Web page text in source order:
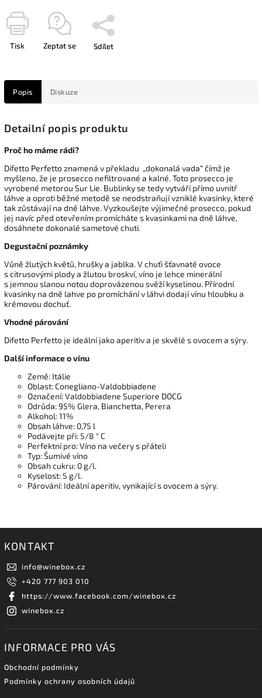
Tisk Zeptat se Sdílet
Popis Diskuze
Detailní popis produktu
Proč ho máme rádi?
Difetto Perfetto znamená v překladu „dokonalá vada“ čímž je
myšleno, že je prosecco nefiltrované a kalné. Toto prosecco je
vyrobené metorou Sur Lie. Bublinky se tedy vytváří přímo uvnitř
láhve a oproti běžné metodě se neodstraňují vzniklé kvasinky, které
tak zůstávají na dně láhve. Vyzkoušejte výjimečné prosecco, pokud
jej navíc před otevřením promícháte s kvasinkami na dně láhve,
dosáhnete dokonalé sametové chuti.
Degustační poznámky
Vůně žlutých květů, hrušky a jablka. V chuťi šťavnaté ovoce
s citrusovými plody a žlutou broskví, víno je lehce minerální
s jemnou slanou notou doprovázenou svěží kyselinou. Přírodní
kvasinky na dně lahve po promíchání v láhvi dodají vínu hloubku a
krémovou dochuť.
Vhodné párování
Difetto Perfetto je ideální jako aperitiv a je skvělé s ovocem a sýry.
Další informace o vínu
Země: Itálie
Oblast: Conegliano-Valdobbiadene
Označení: Valdobbiadene Superiore DOCG
Odrůda: 95% Glera, Bianchetta, Perera
Alkohol: 11%
Obsah láhve: 0,75 l
Podávejte při: 5/8 ° C
Perfektní pro: Víno na večery s přáteli
Typ: Šumivé víno
Obsah cukru: 0 g/l.
Kyselost: 5 g/l.
Párování: Ideální aperitiv, vynikající s ovocem a sýry.
KONTAKT
info@winebox.cz
+420 777 903 010
https://www.facebook.com/winebox.cz
winebox.cz
INFORMACE PRO VÁS
Obchodní podmínky
Podmínky ochrany osobních údajů